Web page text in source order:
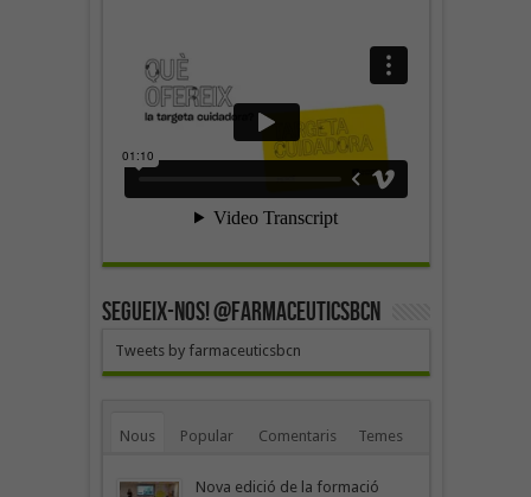
SEGUEIX-NOS! @farmaceuticsbcn
Tweets by farmaceuticsbcn
Nous Popular Comentaris Temes
Nova edició de la formació